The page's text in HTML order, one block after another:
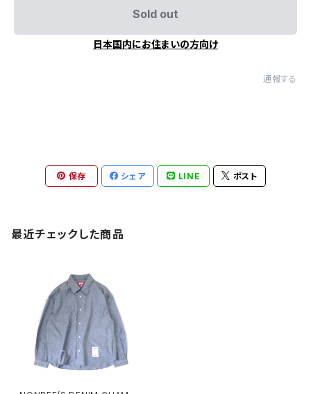
Sold out
日本国内にお住まいの方向け
通報する
保存 シェア LINE ポスト
最近チェックした商品